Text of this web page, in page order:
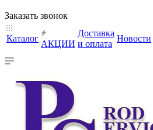
Заказать звонок
Каталог
АКЦИИ
Доставка
и оплата
Новости